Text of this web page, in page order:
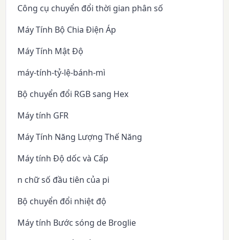
Công cụ chuyển đổi thời gian phân số
Máy Tính Bộ Chia Điện Áp
Máy Tính Mật Độ
máy-tính-tỷ-lệ-bánh-mì
Bộ chuyển đổi RGB sang Hex
Máy tính GFR
Máy Tính Năng Lượng Thế Năng
Máy tính Độ dốc và Cấp
n chữ số đầu tiên của pi
Bộ chuyển đổi nhiệt độ
Máy tính Bước sóng de Broglie